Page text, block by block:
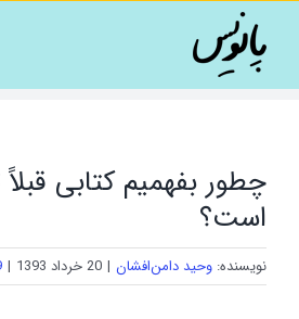
content
چطور بفهمیم کتابی
است؟
نویسنده: وحید دامن‌افشان | 20 خرداد 1393 |